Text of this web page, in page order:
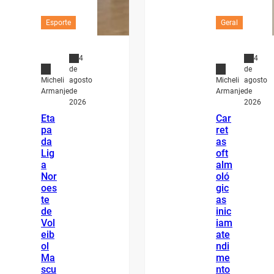
Esporte
Micheli
Armanje
4
de
agosto
de
2026
Eta
pa
da
Lig
a
Nor
oes
te
de
Vol
eib
ol
Ma
scu
Geral
Micheli
Armanje
4
de
agosto
de
2026
Car
ret
as
oft
alm
oló
gic
as
inic
iam
ate
ndi
me
nto